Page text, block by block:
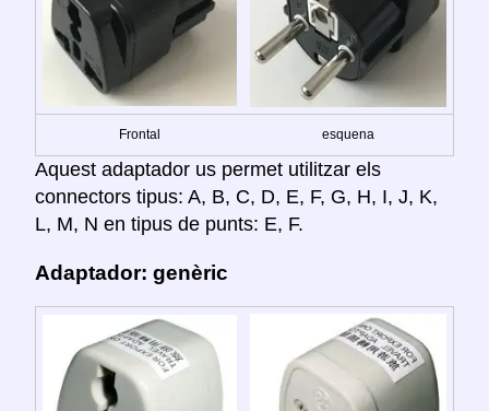
Frontal esquena
Aquest adaptador us permet utilitzar els
connectors tipus: A, B, C, D, E, F, G, H, I, J, K,
L, M, N en tipus de punts: E, F.
Adaptador: genèric